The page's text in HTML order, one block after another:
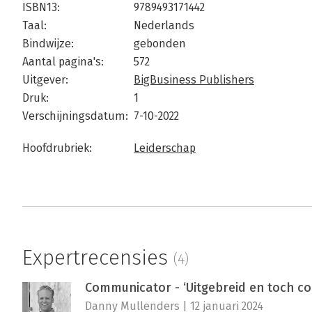
ISBN13:
9789493171442
Taal:
Nederlands
Bindwijze:
gebonden
Aantal pagina's:
572
Uitgever:
BigBusiness Publishers
Druk:
1
Verschijningsdatum: 7-10-2022
Hoofdrubriek: Leiderschap
Expertrecensies (4)
Communicator - ‘Uitgebreid en toch
Danny Mullenders | 12 januari 2024